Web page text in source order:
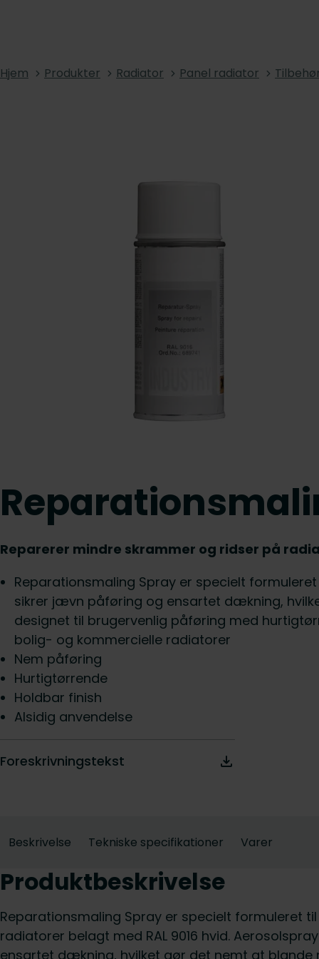
Hjem Produkter Radiator Panel radiator
Reparerer mindre skrammer og ridser på
Reparationsmaling Spray er specielt
sikrer jævn påføring og ensartet dækning,
designet til brugervenlig påføring med
bolig- og kommercielle radiatorer
Nem påføring
Hurtigtørrende
Holdbar finish
Alsidig anvendelse
Foreskrivningstekst
Beskrivelse Tekniske specifikationer Varer
Produktbeskrivelse
Reparationsmaling Spray er specielt formuleret
radiatorer belagt med RAL 9016 hvid.
ensartet dækning, hvilket gør det nemt at blande